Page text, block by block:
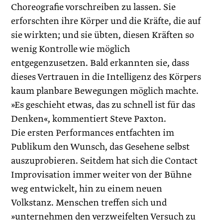
Choreografie vorschreiben zu lassen. Sie
erforschten ihre Körper und die Kräfte, die auf
sie wirkten; und sie übten, diesen Kräften so
wenig Kontrolle wie möglich
entgegenzusetzen. Bald erkannten sie, dass
dieses Vertrauen in die Intelligenz des Körpers
kaum planbare Bewegungen möglich machte.
»Es geschieht etwas, das zu schnell ist für das
Denken«, kommentiert Steve Paxton.
Die ersten Performances entfachten im
Publikum den Wunsch, das Gesehene selbst
auszuprobieren. Seitdem hat sich die Contact
Improvisation immer weiter von der Bühne
weg entwickelt, hin zu einem neuen
Volkstanz. Menschen treffen sich und
»unternehmen den verzweifelten Versuch zu